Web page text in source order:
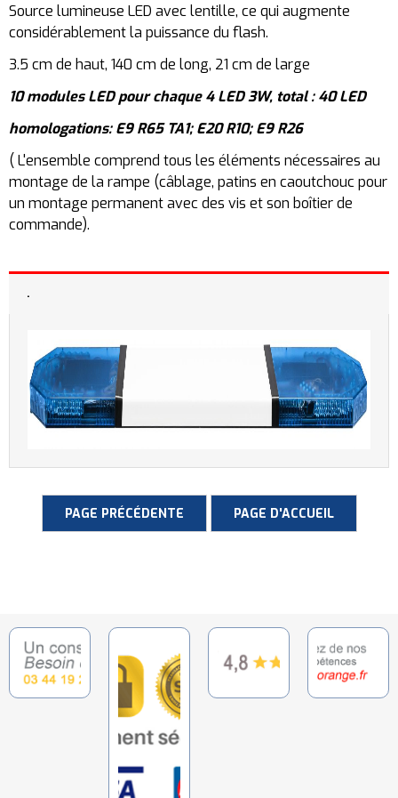
Source lumineuse LED avec lentille, ce qui augmente
considérablement la puissance du flash.
3.5 cm de haut, 140 cm de long, 21 cm de large
10 modules LED pour chaque 4 LED 3W, total : 40 LED
homologations: E9 R65 TA1; E20 R10; E9 R26
( L'ensemble comprend tous les éléments nécessaires au
montage de la rampe (câblage, patins en caoutchouc pour
un montage permanent avec des vis et son boîtier de
commande).
.